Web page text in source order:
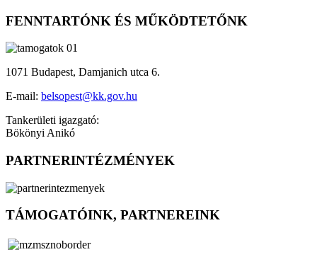
FENNTARTÓNK ÉS MŰKÖDTETŐNK
1071 Budapest, Damjanich utca 6.
E-mail: belsopest@kk.gov.hu
Tankerületi igazgató:
Bökönyi Anikó
PARTNERINTÉZMÉNYEK
TÁMOGATÓINK, PARTNEREINK